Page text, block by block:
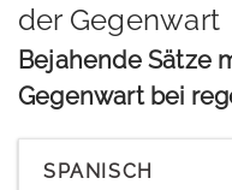
der Gegenwart
Bejahende Sätze
Gegenwart bei
SPANISCH